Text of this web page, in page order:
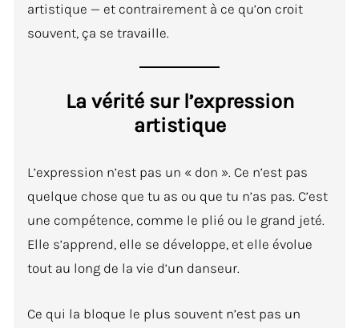
artistique — et contrairement à ce qu’on croit
souvent, ça se travaille.
La vérité sur l’expression
artistique
L’expression n’est pas un « don ». Ce n’est pas
quelque chose que tu as ou que tu n’as pas. C’est
une compétence, comme le plié ou le grand jeté.
Elle s’apprend, elle se développe, et elle évolue
tout au long de la vie d’un danseur.
Ce qui la bloque le plus souvent n’est pas un